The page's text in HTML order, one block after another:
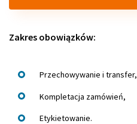
Zakres obowiązków:
Przechowywanie i transfer,
Kompletacja zamówień,
Etykietowanie.